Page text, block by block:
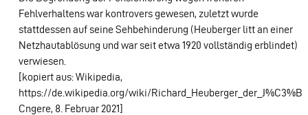
Fehlverhaltens war kontrovers gewesen, zuletzt wurde
stattdessen auf seine Sehbehinderung (Heuberger litt an einer
Netzhautablösung und war seit etwa 1920 vollständig erblindet)
verwiesen.
[kopiert aus: Wikipedia,
https://de.wikipedia.org/wiki/Richard_Heuberger_der_J%C3%B
Cngere, 8. Februar 2021]